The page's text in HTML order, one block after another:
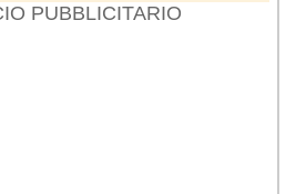
PUBBLICITARIO